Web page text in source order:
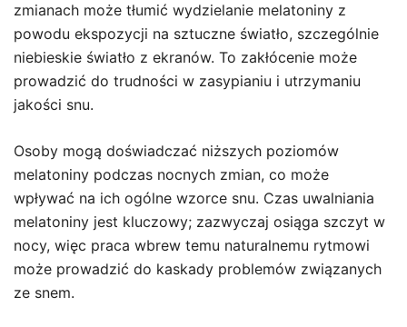
zmianach może tłumić wydzielanie melatoniny z
powodu ekspozycji na sztuczne światło, szczególnie
niebieskie światło z ekranów. To zakłócenie może
prowadzić do trudności w zasypianiu i utrzymaniu
jakości snu.
Osoby mogą doświadczać niższych poziomów
melatoniny podczas nocnych zmian, co może
wpływać na ich ogólne wzorce snu. Czas uwalniania
melatoniny jest kluczowy; zazwyczaj osiąga szczyt w
nocy, więc praca wbrew temu naturalnemu rytmowi
może prowadzić do kaskady problemów związanych
ze snem.